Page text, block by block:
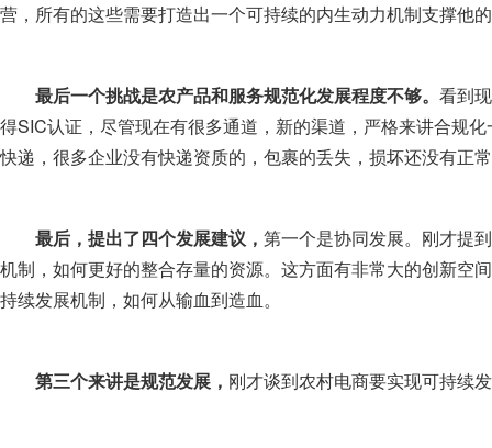
营，所有的这些需要打造出一个可持续的内生动力机制支撑他
最后一个挑战是农产品和服务规范化发展程度不够。 看到
得SIC认证，尽管现在有很多通道，新的渠道，严格来讲合规
快递，很多企业没有快递资质的，包裹的丢失，损坏还没有正
最后，提出了四个发展建议， 第一个是协同发展。刚才提
机制，如何更好的整合存量的资源。这方面有非常大的创新空
持续发展机制，如何从输血到造血。
第三个来讲是规范发展， 刚才谈到农村电商要实现可持续